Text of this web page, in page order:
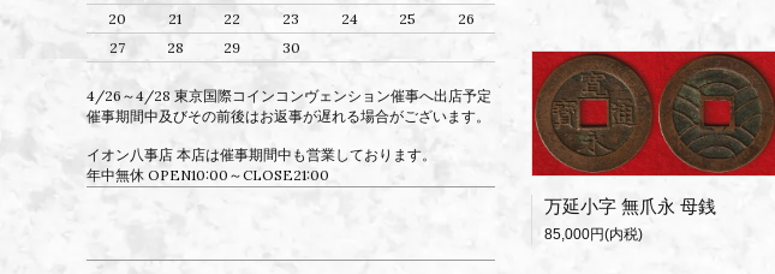
万延小字 無爪永 母銭
85,000円(内税)
20
21 22 23 24 25
26
27
28 29 30
4/26～4/28 東京国際コインコンヴェンション催事へ出店予定
催事期間中及びその前後はお返事が遅れる場合がございます。
イオン八事店 本店は催事期間中も営業しております。
年中無休 OPEN10:00～CLOSE21:00